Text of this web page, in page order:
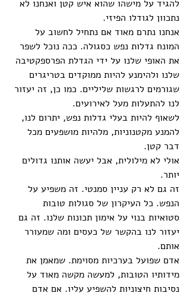
להגיד על מישהו שהוא איש קטן ואנחנו לא
נתכוון לגודלו הפיזי.
אנחנו נתרם מאוד אם נתחיל לחשוב על
המונח גדלות נפש כסגולה. ככה נוכל לשפר
את האופי שלנו על ידי הגדלת הפרספקטיבה
שלנו ולהימנע להיות ממוקדים בטריגרים
שגורמים לרגשות שליליים. כמו כן, זה יעזור
לנו להתעלות מעל לאירועים.
לשאוף להיות בעלי גדלות נפש, יתרום לנו,
להמנע מקטנוניות, מלהיות מושפעים מכל
דבר קטן.
אולי לא מילולית, אבל יעשה אותנו גדולים
יותר.
זה גם לא רק עניין סמנטי. זה משפיע על
הנפש. כל העיקרון של סגולות טובות
סטואיות בנוי על אימון תכונות שלנו. זה גם
יעזור לנו בהקשר של כעסים ומה שמעורר
אותם.
אדם שפועל בערכיות מסוימת. שמאמן את
מידותיו הטובות, למעשה מקשה מאוד על
נסיבות חיצוניות להשפיע עליו. אם אדם